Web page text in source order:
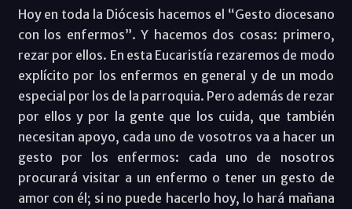
Hoy en toda la Diócesis hacemos el “Gesto diocesano
con los enfermos”. Y hacemos dos cosas: primero,
rezar por ellos. En esta Eucaristía rezaremos de modo
explícito por los enfermos en general y de un modo
especial por los de la parroquia. Pero además de rezar
por ellos y por la gente que los cuida, que también
necesitan apoyo, cada uno de vosotros va a hacer un
gesto por los enfermos: cada uno de nosotros
procurará visitar a un enfermo o tener un gesto de
amor con él; si no puede hacerlo hoy, lo hará mañana